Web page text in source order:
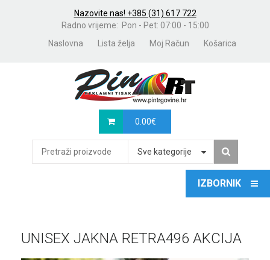
Nazovite nas! +385 (31) 617 722
Radno vrijeme: Pon - Pet: 07:00 - 15:00
Naslovna
Lista želja Moj Račun Košarica
0.00€
Sve kategorije
UNISEX JAKNA RETRA496 AKCIJA